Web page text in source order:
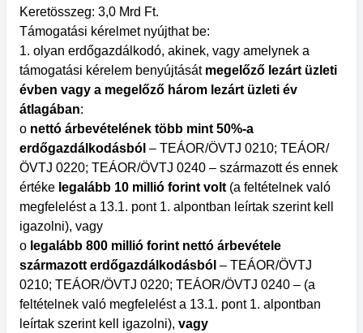
Keretösszeg: 3,0 Mrd Ft.
Támogatási kérelmet nyújthat be:
1. olyan erdőgazdálkodó, akinek, vagy amelynek a
támogatási kérelem benyújtását megelőző lezárt üzleti
évben vagy a megelőző három lezárt üzleti év
átlagában:
o nettó árbevételének több mint 50%-a
erdőgazdálkodásból – TEÁOR/ÖVTJ 0210; TEÁOR/
ÖVTJ 0220; TEÁOR/ÖVTJ 0240 – származott és ennek
értéke legalább 10 millió forint volt (a feltételnek való
megfelelést a 13.1. pont 1. alpontban leírtak szerint kell
igazolni), vagy
o legalább 800 millió forint nettó árbevétele
származott erdőgazdálkodásból – TEÁOR/ÖVTJ
0210; TEÁOR/ÖVTJ 0220; TEÁOR/ÖVTJ 0240 – (a
feltételnek való megfelelést a 13.1. pont 1. alpontban
leírtak szerint kell igazolni), vagy